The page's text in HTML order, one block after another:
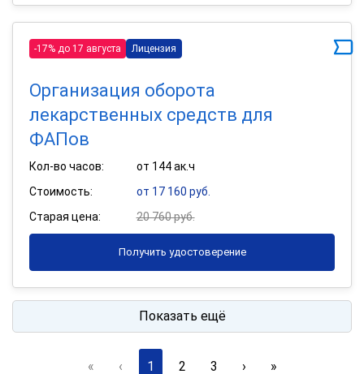
-17% до 17 августа Лицензия
Организация оборота
лекарственных средств для
ФАПов
Кол-во часов:
от 144 ак.ч
Стоимость:
от 17 160 руб.
Старая цена:
20 760 руб.
Получить удостоверение
Показать ещё
« ‹ 1 2 3 › »